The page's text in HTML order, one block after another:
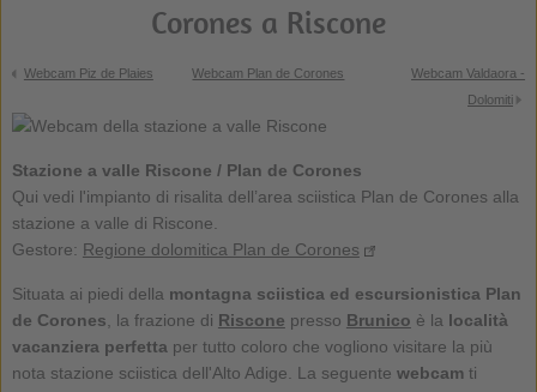
Corones a Riscone
Webcam Piz de Plaies Webcam Plan de Corones
Webcam Valdaora -
Dolomiti
Stazione a valle Riscone / Plan de Corones
Qui vedi l'impianto di risalita dell’area sciistica Plan de Corones alla
stazione a valle di Riscone.
Gestore: Regione dolomitica Plan de Corones
Situata ai piedi della montagna sciistica ed escursionistica Plan
de Corones , la frazione di Riscone presso Brunico è la località
vacanziera perfetta per tutto coloro che vogliono visitare la più
nota stazione sciistica dell'Alto Adige. La seguente webcamti